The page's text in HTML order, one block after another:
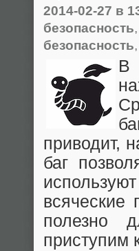
2014-02-27 в
безопасность
безопасность
В
приводит,
баг
всяческие
полезно
приступим